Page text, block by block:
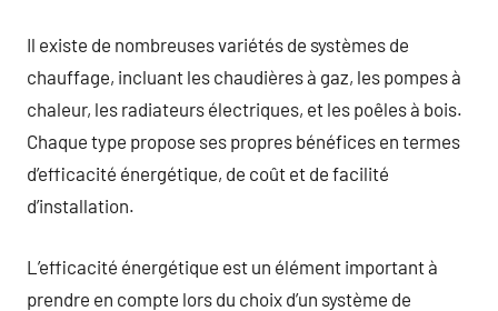
Il existe de nombreuses variétés de systèmes de
chauffage, incluant les chaudières à gaz, les pompes à
chaleur, les radiateurs électriques, et les poêles à bois.
Chaque type propose ses propres bénéfices en termes
d’efficacité énergétique, de coût et de facilité
d’installation.
L’efficacité énergétique est un élément important à
prendre en compte lors du choix d’un système de